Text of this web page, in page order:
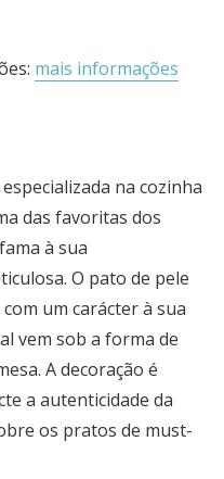
mais informações
na cozinha
das favoritas dos
à sua
O pato de pele
um carácter à sua
vem sob a forma de
A decoração é
a autenticidade da
os pratos de must-